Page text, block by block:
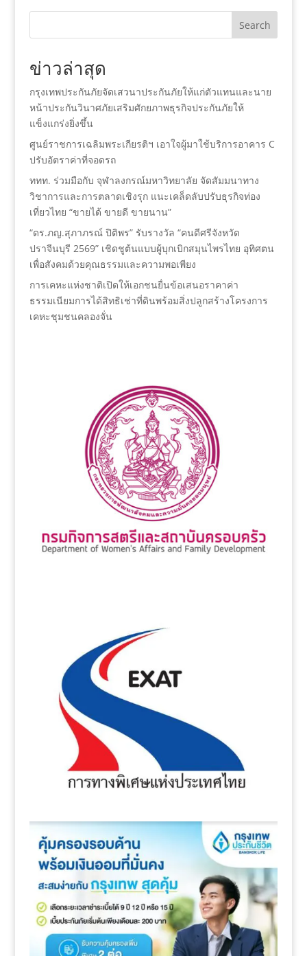
Search
ข่าวล่าสุด
กรุงเทพประกันภัยจัดเสวนาประกันภัยให้แก่ตัวแทนและนาย
หน้าประกันวินาศภัยเสริมศักยภาพธุรกิจประกันภัยให้
แข็งแกร่งยิ่งขึ้น
ศูนย์ราชการเฉลิมพระเกียรติฯ เอาใจผู้มาใช้บริการอาคาร C
ปรับอัตราค่าที่จอดรถ
ททท. ร่วมมือกับ จุฬาลงกรณ์มหาวิทยาลัย จัดสัมมนาทาง
วิชาการและการตลาดเชิงรุก แนะเคล็ดลับปรับธุรกิจท่อง
เที่ยวไทย “ขายได้ ขายดี ขายนาน”
“ดร.ภญ.สุภาภรณ์ ปิติพร” รับรางวัล “คนดีศรีจังหวัด
ปราจีนบุรี 2569” เชิดชูต้นแบบผู้บุกเบิกสมุนไพรไทย อุทิศตน
เพื่อสังคมด้วยคุณธรรมและความพอเพียง
การเคหะแห่งชาติเปิดให้เอกชนยื่นข้อเสนอราคาค่า
ธรรมเนียมการได้สิทธิเช่าที่ดินพร้อมสิ่งปลูกสร้างโครงการ
เคหะชุมชนคลองจั่น